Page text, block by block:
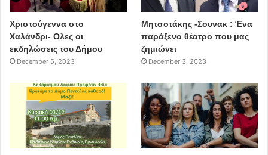
Χριστούγεννα στο
Χαλάνδρι- Ολες οι
εκδηλώσεις του Δήμου
December 5, 2023
Μητσοτάκης -Σουνακ : Ένα
παράξενο θέατρο που μας
ζημιώνει
December 3, 2023